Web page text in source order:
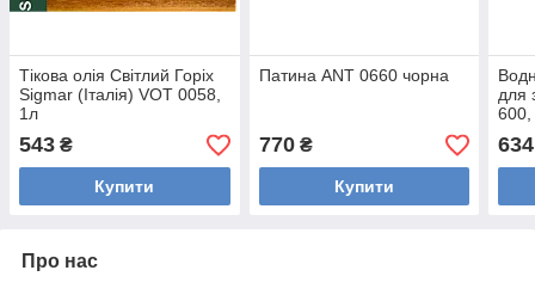
Тікова олія Світлий Горіх
Sigmar (Італія) VOT 0058,
1л
543 ₴
Купити
Патина ANT 0660 чорна
770₴
Купити
для
600,
634
Про нас